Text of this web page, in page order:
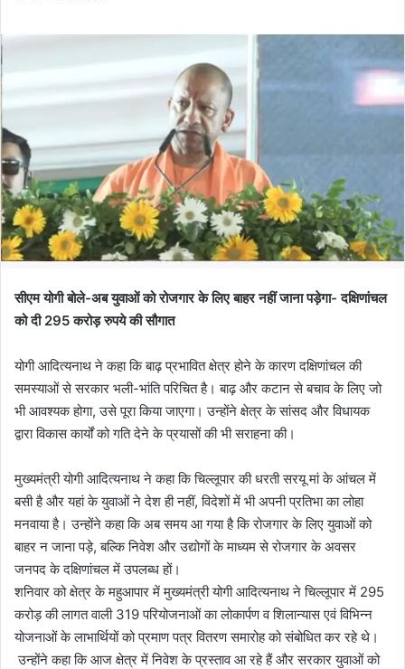
सीएम योगी बोले-अब युवाओं को रोजगार के लिए बाहर नहीं जाना पड़ेगा- दक्षिणांचल
को दी 295 करोड़ रुपये की सौगात
योगी आदित्यनाथ ने कहा कि बाढ़ प्रभावित क्षेत्र होने के कारण दक्षिणांचल की
समस्याओं से सरकार भली-भांति परिचित है। बाढ़ और कटान से बचाव के लिए जो
भी आवश्यक होगा, उसे पूरा किया जाएगा। उन्होंने क्षेत्र के सांसद और विधायक
द्वारा विकास कार्यों को गति देने के प्रयासों की भी सराहना की।
मुख्यमंत्री योगी आदित्यनाथ ने कहा कि चिल्लूपार की धरती सरयू मां के आंचल में
बसी है और यहां के युवाओं ने देश ही नहीं, विदेशों में भी अपनी प्रतिभा का लोहा
मनवाया है। उन्होंने कहा कि अब समय आ गया है कि रोजगार के लिए युवाओं को
बाहर न जाना पड़े, बल्कि निवेश और उद्योगों के माध्यम से रोजगार के अवसर
जनपद के दक्षिणांचल में उपलब्ध हों।
शनिवार को क्षेत्र के महुआपार में मुख्यमंत्री योगी आदित्यनाथ ने चिल्लूपार में 295
करोड़ की लागत वाली 319 परियोजनाओं का लोकार्पण व शिलान्यास एवं विभिन्न
योजनाओं के लाभार्थियों को प्रमाण पत्र वितरण समारोह को संबोधित कर रहे थे।
उन्होंने कहा कि आज क्षेत्र में निवेश के प्रस्ताव आ रहे हैं और सरकार युवाओं को